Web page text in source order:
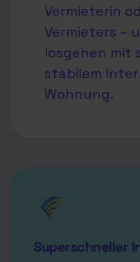
Vermieterin
Vermieters –
losgehen mit
stabilem
Wohnung.
Superschneller